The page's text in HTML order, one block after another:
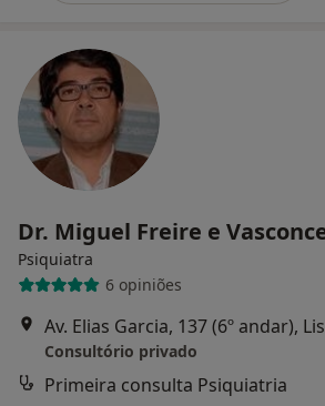
Dr. Miguel Freire e
Psiquiatra
6 opiniões
Av. Elias Garcia, 137 (6º andar),
Consultório privado
Primeira consulta Psiquiatria